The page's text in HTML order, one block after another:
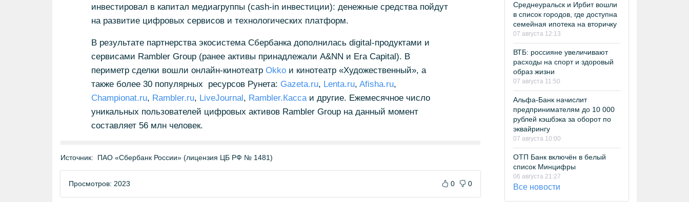
инвестировал в капитал медиагруппы (cash-in инвестиции): денежные средства пойдут
на развитие цифровых сервисов и технологических платформ.
В результате партнерства экосистема Сбербанка дополнилась digital-продуктами и
сервисами Rambler Group (ранее активы принадлежали A&NN и Era Capital). В
периметр сделки вошли онлайн-кинотеатр Оkkои кинотеатр «Художественный», а
также более 30 популярных ресурсов Рунета: Gazeta.ru, Lenta.ru, Afisha.ru,
Championat.ru, Rambler.ru, LiveJournal, Rambler.Кассаи другие. Ежемесячное число
уникальных пользователей цифровых активов Rambler Group на данный момент
составляет 56 млн человек.
Источник: ПАО «Сбербанк России» (лицензия ЦБ РФ № 1481)
Просмотров: 2023 0 0
Среднеуральск и Ирбит вошли
в список городов, где доступна
семейная ипотека на вторичку
07 августа 12:13
ВТБ: россияне увеличивают
расходы на спорт и здоровый
образ жизни
07 августа 11:50
Альфа-Банк начислит
предпринимателям до 10 000
рублей кэшбэка за оборот по
эквайрингу
07 августа 10:00
ОТП Банк включён в белый
список Минцифры
06 августа 21:27
Все новости